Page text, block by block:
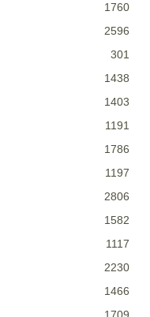
1760
2596
301
1438
1403
1191
1786
1197
2806
1582
1117
2230
1466